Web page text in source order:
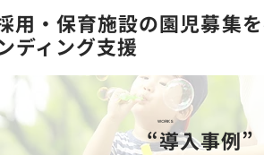
用・保育施設の園児募集
ディング支援
WORKS
“導入事例”